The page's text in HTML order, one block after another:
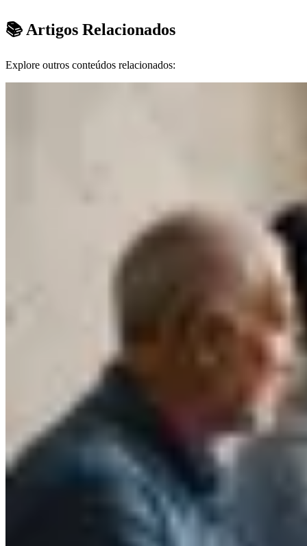
📚 Artigos Relacionados
Explore outros conteúdos relacionados: